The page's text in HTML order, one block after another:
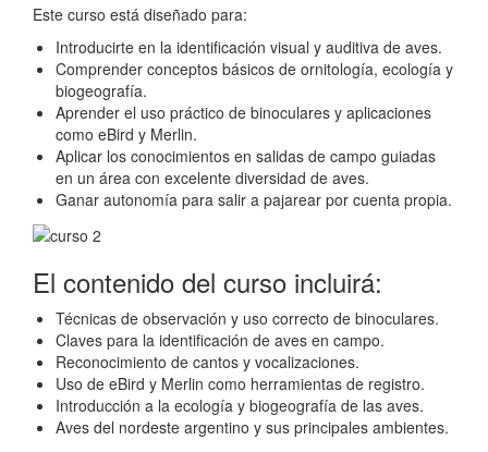
Este curso está diseñado para:
Introducirte en la identificación visual y auditiva de aves.
Comprender conceptos básicos de ornitología, ecología y
biogeografía.
Aprender el uso práctico de binoculares y aplicaciones
como eBird y Merlin.
Aplicar los conocimientos en salidas de campo guiadas
en un área con excelente diversidad de aves.
Ganar autonomía para salir a pajarear por cuenta propia.
El contenido del curso incluirá:
Técnicas de observación y uso correcto de binoculares.
Claves para la identificación de aves en campo.
Reconocimiento de cantos y vocalizaciones.
Uso de eBird y Merlin como herramientas de registro.
Introducción a la ecología y biogeografía de las aves.
Aves del nordeste argentino y sus principales ambientes.